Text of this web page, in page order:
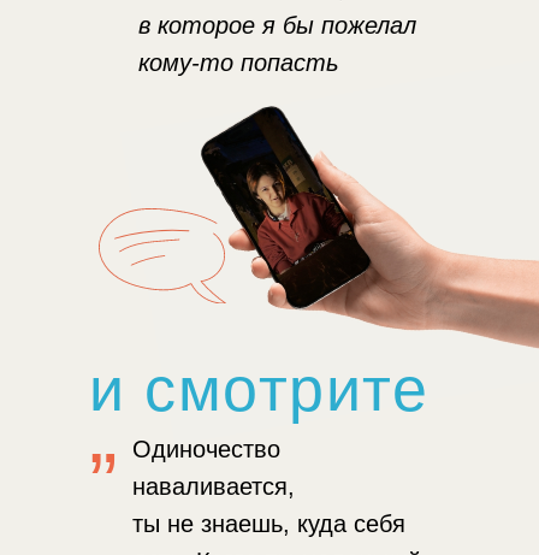
в которое я бы пожелал
кому-то попасть
„ Одиночество
наваливается,
ты не знаешь, куда себя
и смотрите